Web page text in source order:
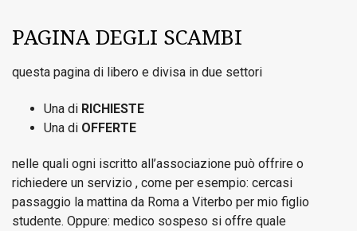
PAGINA DEGLI SCAMBI
questa pagina di libero e divisa in due settori
Una di RICHIESTE
Una di OFFERTE
nelle quali ogni iscritto all’associazione può offrire o
richiedere un servizio , come per esempio: cercasi
passaggio la mattina da Roma a Viterbo per mio figlio
studente. Oppure: medico sospeso si offre quale